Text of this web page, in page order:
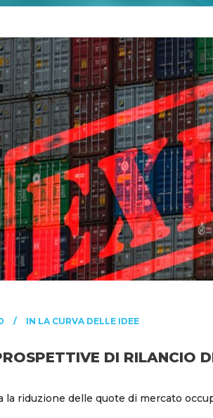
IN LA CURVA DELLE IDEE
DI RILANCIO
la riduzione delle quote di mercato